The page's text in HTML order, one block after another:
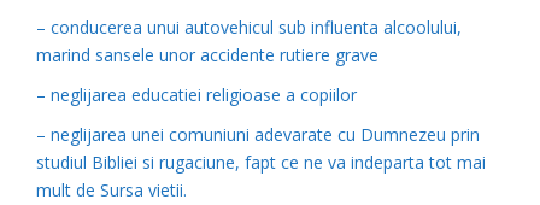
– conducerea unui autovehicul sub influenta alcoolului,
marind sansele unor accidente rutiere grave
– neglijarea educatiei religioase a copiilor
– neglijarea unei comuniuni adevarate cu Dumnezeu prin
studiul Bibliei si rugaciune, fapt ce ne va indeparta tot mai
mult de Sursa vietii.